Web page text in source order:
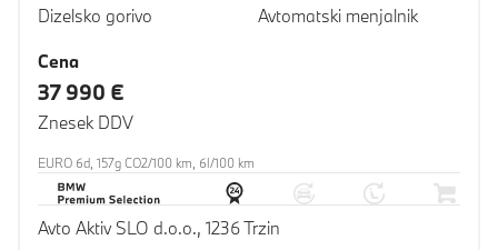
Dizelsko gorivo
Avtomatski menjalnik
Cena
37 990 €
Znesek DDV
EURO 6d, 157g CO2/100 km, 6l/100 km
Avto Aktiv SLO d.o.o., 1236 Trzin